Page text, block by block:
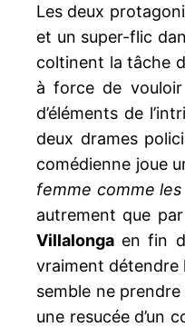
Les deux
et un super-flic
coltinent la tâche
à force de
d’éléments de
deux drames
comédienne joue
femme comme
autrement que
Villalonga en fin
vraiment détendre
semble ne
une resucée d’un